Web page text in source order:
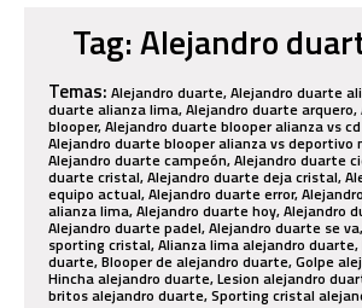
Tag: Alejandro
Temas: Alejandro duarte, Alejandro duarte
duarte alianza lima, Alejandro duarte
blooper, Alejandro duarte blooper alianza vs
Alejandro duarte blooper alianza vs deportivo
Alejandro duarte campeón, Alejandro duarte
duarte cristal, Alejandro duarte deja cristal,
equipo actual, Alejandro duarte error,
alianza lima, Alejandro duarte hoy, Alejandro
Alejandro duarte padel, Alejandro duarte se
sporting cristal, Alianza lima alejandro duarte,
duarte, Blooper de alejandro duarte, Golpe
Hincha alejandro duarte, Lesion alejandro
britos alejandro duarte, Sporting cristal